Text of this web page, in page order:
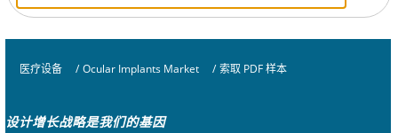
医疗设备 / Ocular Implants Market / 索取 PDF 样本
设计增长战略是我们的基因